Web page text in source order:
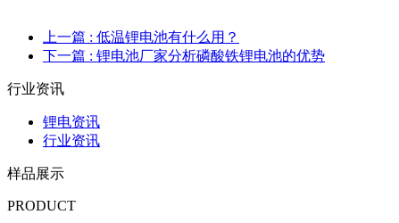
上一篇 : 低温锂电池有什么用？
下一篇 : 锂电池厂家分析磷酸铁锂电池的优势
行业资讯
锂电资讯
行业资讯
样品展示
PRODUCT